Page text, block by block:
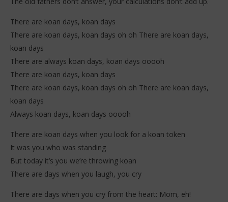
There are koan days, koan days
There are koan days, koan days oh oh There are koan days,
koan days
There are always koan days, koan days ooooh
There are koan days, koan days
There are koan days, koan days oh oh There are koan days,
koan days
Always koan days, koan days ooooh
There are koan days when you look for a koan token
It was you who was standing
But today it’s you we’re throwing koan
There are days when you laugh, you cry
There are days when you cry from the heart: Mom, eh!